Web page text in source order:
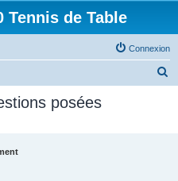
Tennis de Table
Connexion
posées